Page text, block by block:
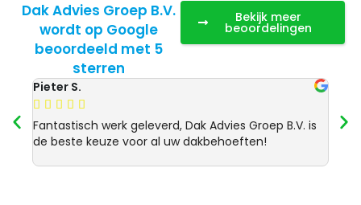
Dak Advies Groep B.V.
wordt op Google
beoordeeld met 5
sterren
Bekijk meer
beoordelingen
Pieter S.
    
Fantastisch werk geleverd, Dak Advies Groep B.V. is
de beste keuze voor al uw dakbehoeften!